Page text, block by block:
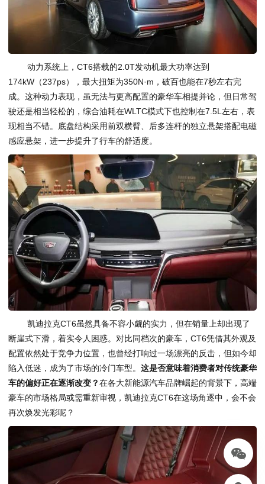
动力系统上，CT6搭载的2.0T发动机最大功率达到
174kW（237ps），最大扭矩为350N·m，破百也能在7秒左右完
成。这种动力表现，虽无法与更高配置的豪华车相提并论，但日常驾
驶还是相当轻松的，综合油耗在WLTC模式下也控制在7.5L左右，表
现相当不错。底盘结构采用前双横臂、后多连杆的独立悬架搭配电磁
感应悬架，进一步提升了行车的舒适度。
凯迪拉克CT6虽然具备不容小觑的实力，但在销量上却出现了
断崖式下滑，着实令人困惑。对比同档次的豪车，CT6凭借其外观及
配置依然处于竞争力位置，也曾经打响过一场漂亮的反击，但如今却
陷入低迷，成为了市场的冷门车型。 这是否意味着消费者对传统豪华
车的偏好正在逐渐改变？在各大新能源汽车品牌崛起的背景下，高端
豪车的市场格局或需重新审视，凯迪拉克CT6在这场角逐中，会不会
再次焕发光彩呢？